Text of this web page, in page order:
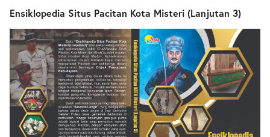
Ensiklopedia Situs Pacitan Kota Misteri (Lanjutan 3)